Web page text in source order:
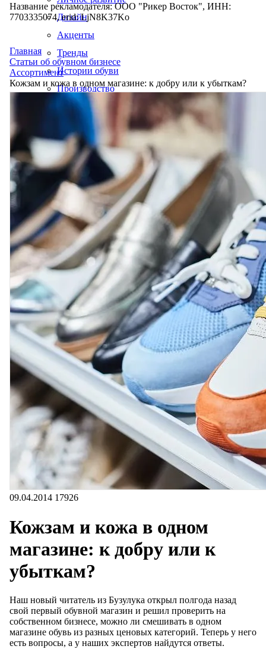
Дизайн
Акценты
Тренды
Истории обуви
Производство
Название рекламодателя: ООО "Рикер Восток", ИНН:
7703335074, erid: LjN8K37Ko
Главная
Статьи об обувном бизнесе
Ассортимент
Кожзам и кожа в одном магазине: к добру или к убыткам?
09.04.2014 17926
Кожзам и кожа в одном
магазине: к добру или к
убыткам?
Наш новый читатель из Бузулука открыл полгода назад
свой первый обувной магазин и решил проверить на
собственном бизнесе, можно ли смешивать в одном
магазине обувь из разных ценовых категорий. Теперь у него
есть вопросы, а у наших экспертов найдутся ответы.